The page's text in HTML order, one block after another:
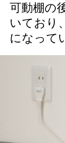
可動棚の
いており
になって